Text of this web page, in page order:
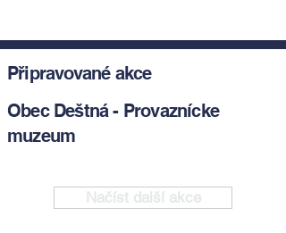
Připravované akce
Obec Deštná - Provaznícke
muzeum
Načíst další akce